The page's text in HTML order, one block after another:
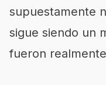
supuestamente
sigue siendo un
fueron